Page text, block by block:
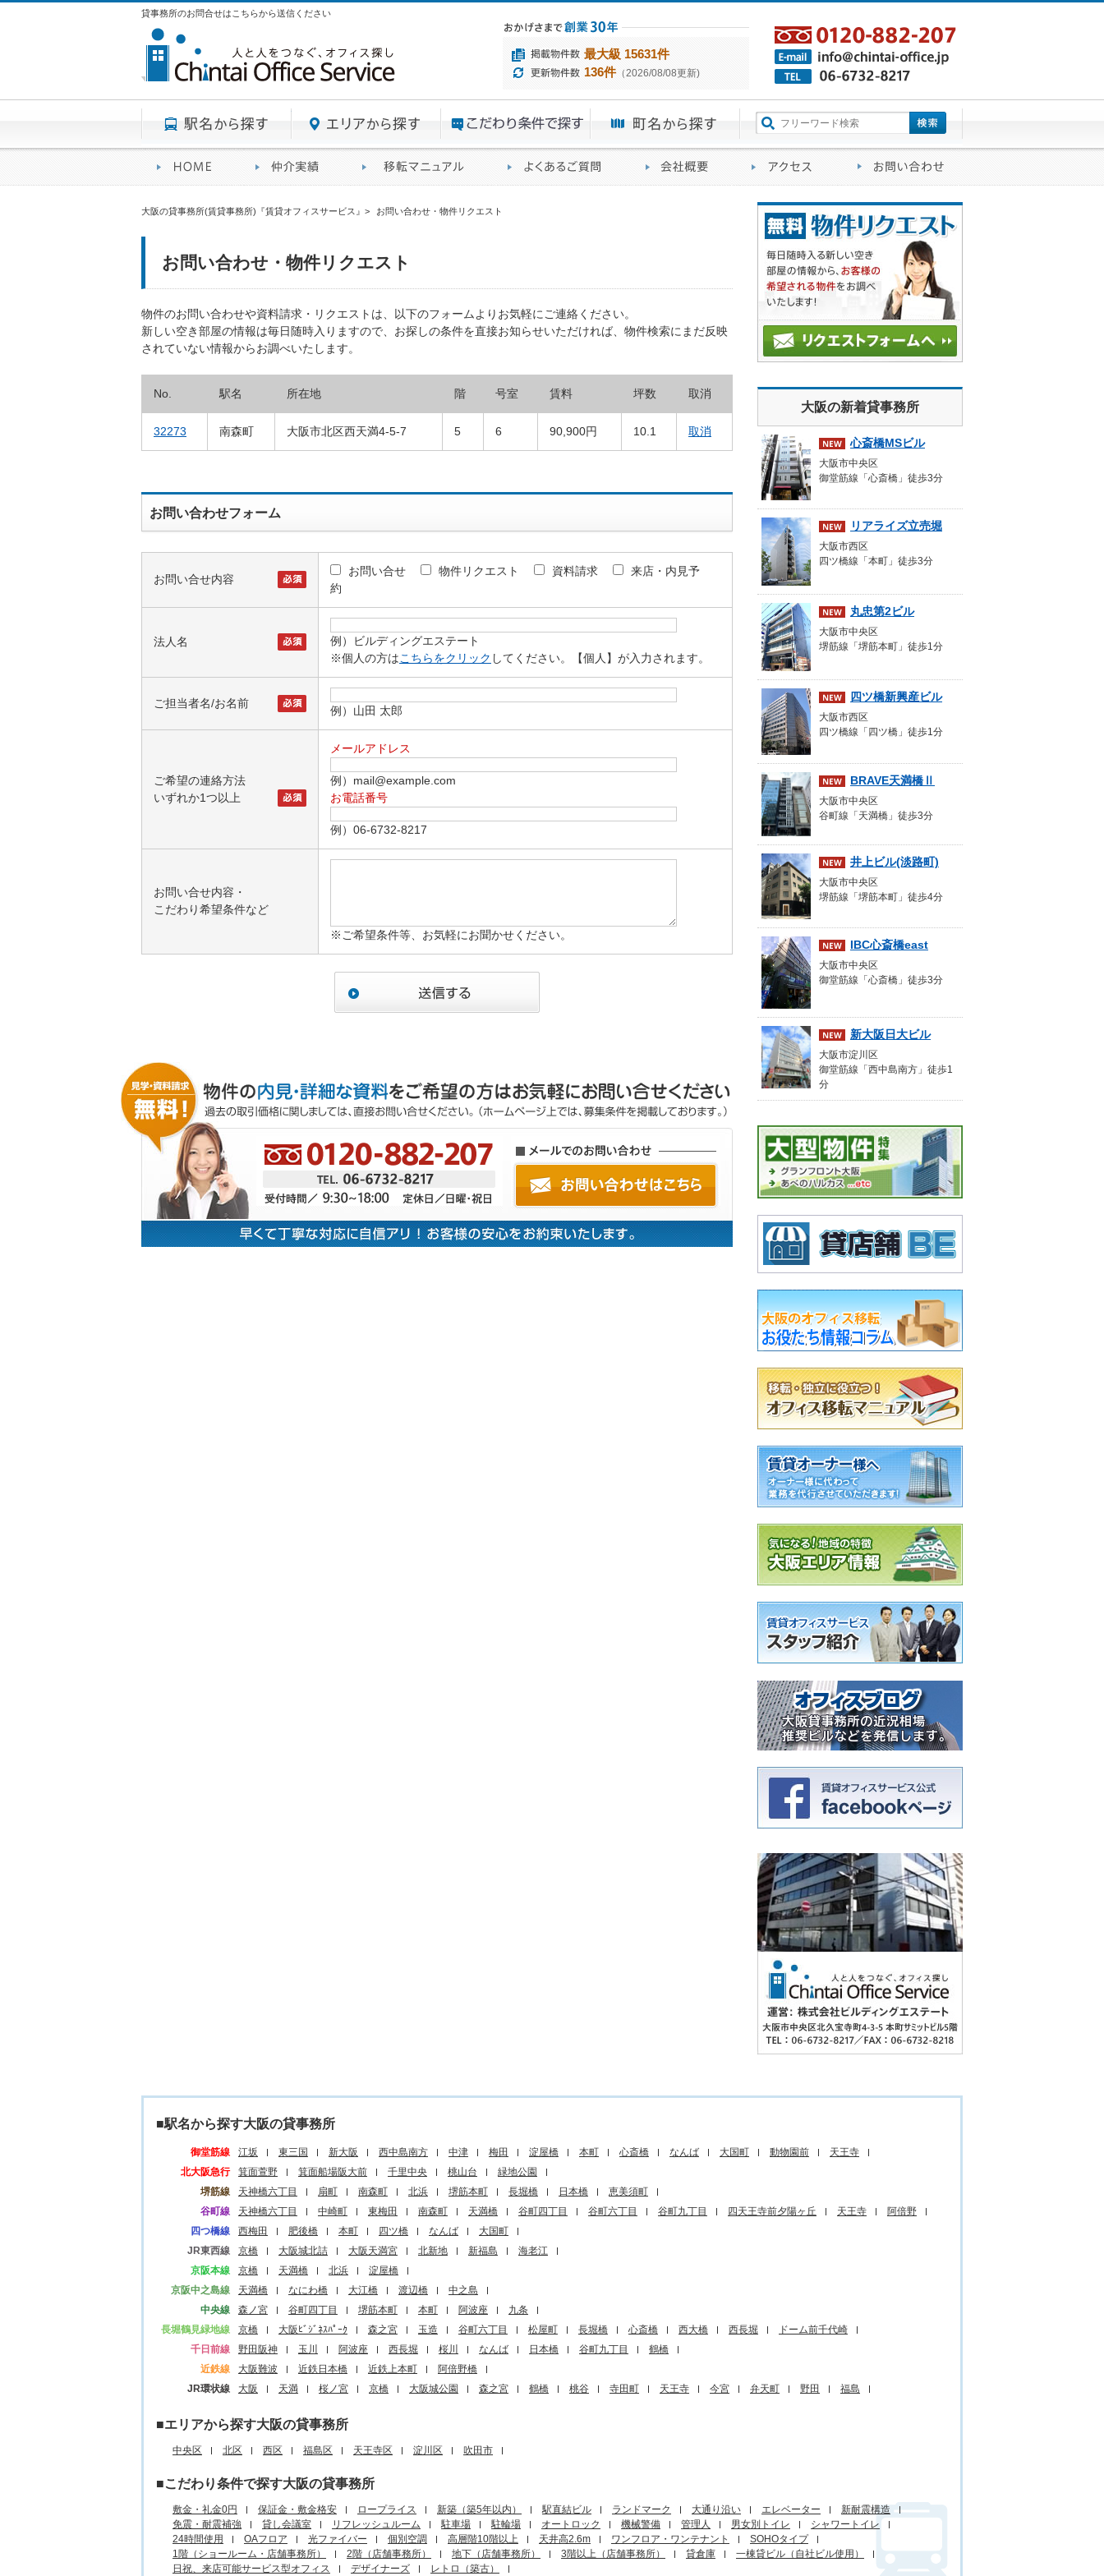
貸事務所のお問合せはこちらから送信ください
最大級 15631件
136件（2026/08/08更新)
大阪の貸事務所(賃貸事務所)『賃貸オフィスサービス』 > お問い合わせ・物件リクエスト
お問い合わせ・物件リクエスト
物件のお問い合わせや資料請求・リクエストは、以下のフォームよりお気軽にご連絡ください。
新しい空き部屋の情報は毎日随時入りますので、お探しの条件を直接お知らせいただければ、物件検索にまだ反映
されていない情報からお調べいたします。
No. 駅名 所在地 階 号室 賃料 坪数 取消
32273 南森町 大阪市北区西天満4-5-7 5 6 90,900円 10.1 取消
お問い合わせフォーム
お問い合せ内容
お問い合せ 物件リクエスト 資料請求
来店・内見予
約
法人名
例）ビルディングエステート
※個人の方はこちらをクリック してください。【個人】が入力されます。
ご担当者名/お名前
例）山田 太郎
ご希望の連絡方法
いずれか1つ以上
メールアドレス
例）mail@example.com
お電話番号
例）06-6732-8217
お問い合せ内容・
こだわり希望条件など
※ご希望条件等、お気軽にお聞かせください。
大阪の新着貸事務所
心斎橋MSビル
大阪市中央区
御堂筋線「心斎橋」徒歩3分
リアライズ立売堀
大阪市西区
四ツ橋線「本町」徒歩3分
丸忠第2ビル
大阪市中央区
堺筋線「堺筋本町」徒歩1分
四ツ橋新興産ビル
大阪市西区
四ツ橋線「四ツ橋」徒歩1分
BRAVE天満橋Ⅱ
大阪市中央区
谷町線「天満橋」徒歩3分
井上ビル(淡路町)
大阪市中央区
堺筋線「堺筋本町」徒歩4分
IBC心斎橋east
大阪市中央区
御堂筋線「心斎橋」徒歩3分
新大阪日大ビル
大阪市淀川区
御堂筋線「西中島南方」徒歩1
分
■駅名から探す大阪の貸事務所
御堂筋線 江坂 東三国 新大阪 西中島南方 中津 梅田 淀屋橋 本町 心斎橋 なんば 大国町 動物園前
天王寺
北大阪急行
箕面萱野 箕面船場阪大前 千里中央 桃山台
緑地公園
堺筋線
天神橋六丁目 扇町 南森町 北浜 堺筋本町 長堀橋 日本橋
恵美須町
谷町線
天神橋六丁目 中崎町 東梅田 南森町 天満橋 谷町四丁目 谷町六丁目 谷町九丁目 四天王寺前夕陽ヶ丘 天王寺
阿倍野
四つ橋線
西梅田 肥後橋 本町 四ツ橋 なんば
大国町
JR東西線
京橋 大阪城北詰 大阪天満宮 北新地 新福島
海老江
京阪本線
京橋 天満橋 北浜
淀屋橋
京阪中之島線
天満橋 なにわ橋 大江橋 渡辺橋
中之島
中央線
森ノ宮 谷町四丁目 堺筋本町 本町 阿波座
九条
長堀鶴見緑地線
京橋 大阪ﾋﾞｼﾞﾈｽﾊﾟｰｸ 森之宮 玉造 谷町六丁目 松屋町 長堀橋 心斎橋 西大橋 西長堀
ドーム前千代崎
千日前線
野田阪神 玉川 阿波座 西長堀 桜川 なんば 日本橋 谷町九丁目
鶴橋
近鉄線
大阪難波 近鉄日本橋 近鉄上本町
阿倍野橋
JR環状線
大阪 天満 桜ノ宮 京橋 大阪城公園 森之宮 鶴橋 桃谷 寺田町 天王寺 今宮 弁天町 野田 福島
■エリアから探す大阪の貸事務所
中央区 北区 西区 福島区 天王寺区 淀川区 吹田市
■こだわり条件で探す大阪の貸事務所
敷金・礼金0円 保証金・敷金格安 ロープライス 新築（築5年以内） 駅直結ビル ランドマーク 大通り沿い エレベーター
新耐震構造
免震・耐震補強
貸し会議室 リフレッシュルーム 駐車場 駐輪場 オートロック 機械警備 管理人 男女別トイレ
シャワートイレ
24時間使用
OAフロア 光ファイバー 個別空調 高層階10階以上 天井高2.6m ワンフロア・ワンテナント
SOHOタイプ
1階（ショールーム・店舗事務所）
2階（店舗事務所） 地下（店舗事務所） 3階以上（店舗事務所） 貸倉庫
一棟貸ビル（自社ビル使用）
日祝、来店可能サービス型オフィス
デザイナーズ レトロ（築古）